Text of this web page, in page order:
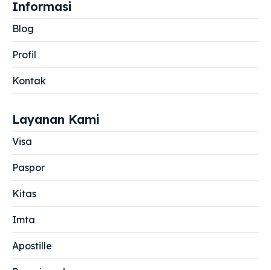
Informasi
Blog
Profil
Kontak
Layanan Kami
Visa
Paspor
Kitas
Imta
Apostille